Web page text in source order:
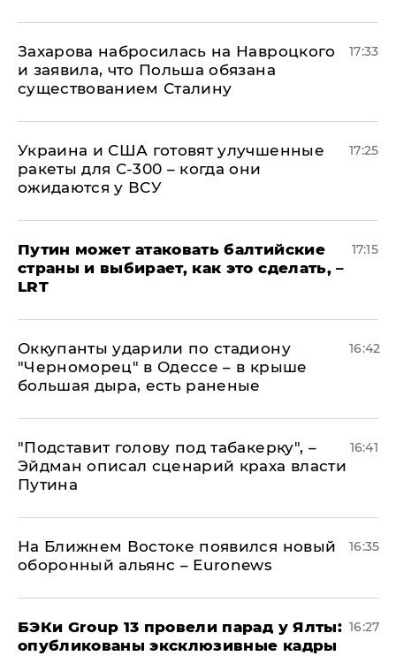
​Захарова набросилась на Навроцкого
и заявила, что Польша обязана
существованием Сталину
17:33
Украина и США готовят улучшенные
ракеты для С-300 – когда они
ожидаются у ВСУ
17:25
Путин может атаковать балтийские
страны и выбирает, как это сделать, –
LRT
17:15
Оккупанты ударили по стадиону
"Черноморец" в Одессе – в крыше
большая дыра, есть раненые
16:42
​"Подставит голову под табакерку", –
Эйдман описал сценарий краха власти
Путина
16:41
На Ближнем Востоке появился новый
оборонный альянс – Euronews
16:35
​БЭКи Group 13 провели парад у Ялты:
опубликованы эксклюзивные кадры
16:27